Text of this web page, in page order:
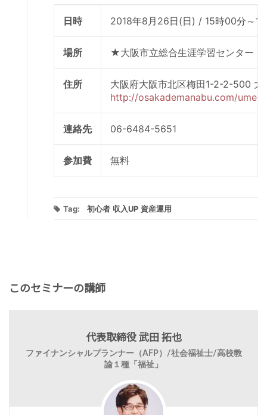
日時 2018年8月26日(日) / 15時00分～
場所 ★大阪市立総合生涯学習センター
住所
大阪府大阪市北区梅田1-2-2-500
http://osakademanabu.com/
連絡先 06-6484-5651
参加費 無料
Tag: 初心者 収入UP 資産運用
このセミナーの講師
代表取締役 武田 拓也
ファイナンシャルプランナー（AFP）/社会福祉士/高校教
諭１種「福祉」